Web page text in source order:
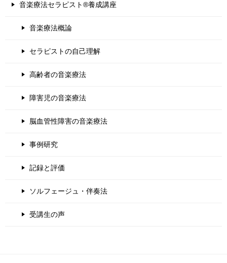
音楽療法セラピスト®養成講座
音楽療法概論
セラピストの自己理解
高齢者の音楽療法
障害児の音楽療法
脳血管性障害の音楽療法
事例研究
記録と評価
ソルフェージュ・伴奏法
受講生の声